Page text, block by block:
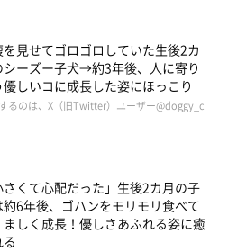
ョット。パピーに間違われる今年
。
を見せてゴロゴロしていた生後2カ
シーズー子犬→約3年後、人に寄り
優しいコに成長した姿にほっこり
るのは、X（旧Twitter）ユーザー@doggy_c
さくて心配だった」生後2カ月の子
約6年後、ゴハンをモリモリ食べて
ましく成長！優しさあふれる姿に癒
る